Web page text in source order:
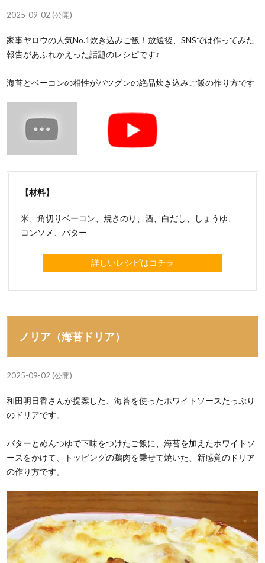
2025-09-02 (公開)
家事ヤロウの人気No.1炊き込みご飯！放送後、SNSでは作ってみた
報告があふれかえった話題のレシピです♪
海苔とベーコンの相性がバツグンの絶品炊き込みご飯の作り方です
【材料】
米、角切りベーコン、焼きのり、酒、白だし、しょうゆ、
コンソメ、バター
詳しいレシピはコチラ
ノリア（海苔ドリア）
2025-09-02 (公開)
和田明日香さんが提案した、海苔を使ったホワイトソースたっぷり
のドリアです。
バターとめんつゆで下味をつけたご飯に、海苔を加えたホワイトソ
ースをかけて、トッピングの鶏肉を乗せて焼いた、新感覚のドリア
の作り方です。